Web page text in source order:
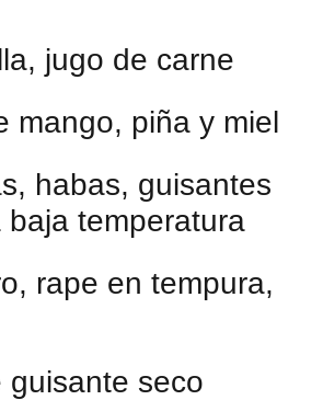
jugo de carne
mango, piña y miel
habas, guisantes
baja temperatura
rape en tempura,
guisante seco